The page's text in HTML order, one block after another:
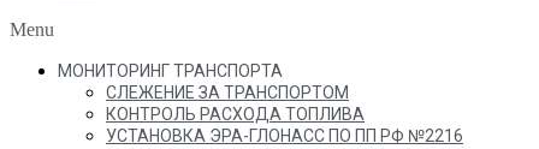
Menu
МОНИТОРИНГ ТРАНСПОРТА
СЛЕЖЕНИЕ ЗА ТРАНСПОРТОМ
КОНТРОЛЬ РАСХОДА ТОПЛИВА
УСТАНОВКА ЭРА-ГЛОНАСС ПО ПП РФ №2216